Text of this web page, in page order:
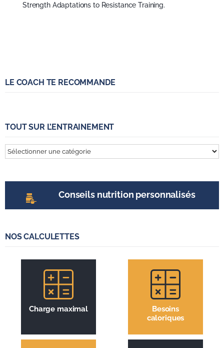
Strength Adaptations to Resistance Training.
LE COACH TE RECOMMANDE
TOUT SUR L’ENTRAINEMENT
Tout
sur
Conseils nutrition personnalisés
NOS CALCULETTES
Charge maximal
Besoins
caloriques